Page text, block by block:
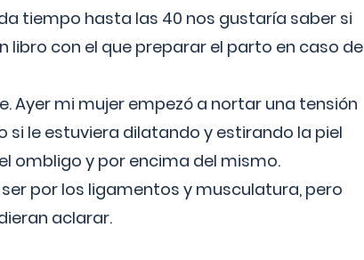
tiempo hasta las 40 nos gustaría saber si
libro con el que preparar el parto en caso de
Ayer mi mujer empezó a nortar una tensión
si le estuviera dilatando y estirando la piel
ombligo y por encima del mismo.
por los ligamentos y musculatura, pero
aclarar.